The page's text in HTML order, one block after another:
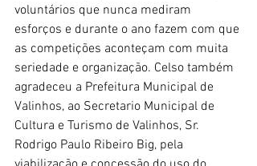
voluntários que nunca mediram
esforços e durante o ano fazem com que
as competições aconteçam com muita
seriedade e organização. Celso também
agradeceu a Prefeitura Municipal de
Valinhos, ao Secretario Municipal de
Cultura e Turismo de Valinhos, Sr.
Rodrigo Paulo Ribeiro Big, pela